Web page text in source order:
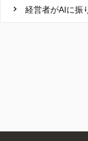
経営者がAIに振